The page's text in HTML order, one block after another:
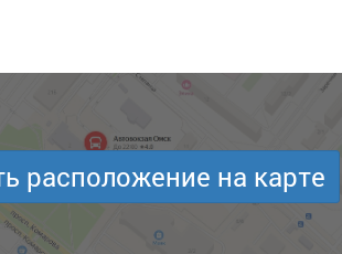
расположение на карте